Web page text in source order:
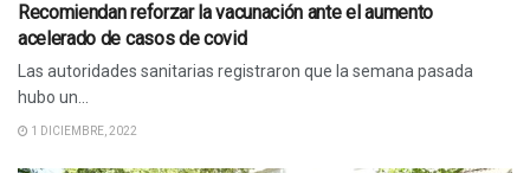
Recomiendan reforzar la vacunación ante el aumento
acelerado de casos de covid
Las autoridades sanitarias registraron que la semana pasada
hubo un...
1 DICIEMBRE, 2022